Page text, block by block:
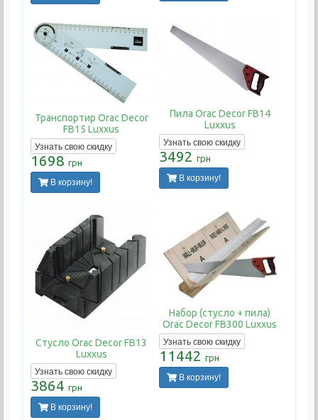
Транспортир Orac Decor
FB15 Luxxus
Узнать свою скидку
1698 грн
В корзину!
Пила Orac Decor FB14
Luxxus
Узнать свою скидку
3492 грн
В корзину!
Стусло Orac Decor FB13
Luxxus
Узнать свою скидку
3864 грн
В корзину!
Набор (стусло + пила)
Orac Decor FB300 Luxxus
Узнать свою скидку
11442 грн
В корзину!